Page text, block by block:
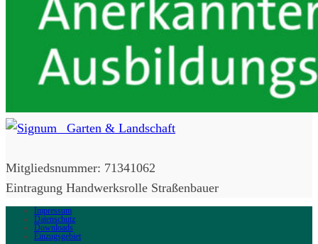
Mitgliedsnummer: 71341062
Eintragung Handwerksrolle Straßenbauer
Impressum
Datenschutz
Downloads
Einzugsgebiet